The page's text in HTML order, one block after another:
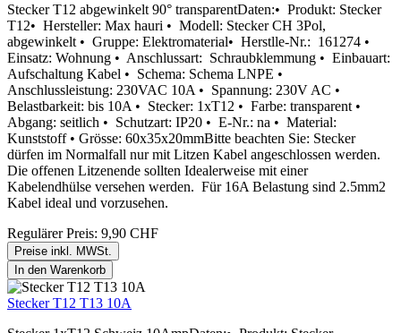
Stecker T12 abgewinkelt 90° transparentDaten:• Produkt: Stecker
T12• Hersteller: Max hauri • Modell: Stecker CH 3Pol,
abgewinkelt • Gruppe: Elektromaterial• Herstlle-Nr.: 161274 •
Einsatz: Wohnung • Anschlussart: Schraubklemmung • Einbauart:
Aufschaltung Kabel • Schema: Schema LNPE •
Anschlussleistung: 230VAC 10A • Spannung: 230V AC •
Belastbarkeit: bis 10A • Stecker: 1xT12 • Farbe: transparent •
Abgang: seitlich • Schutzart: IP20 • E-Nr.: na • Material:
Kunststoff • Grösse: 60x35x20mmBitte beachten Sie: Stecker
dürfen im Normalfall nur mit Litzen Kabel angeschlossen werden.
Die offenen Litzenende sollten Idealerweise mit einer
Kabelendhülse versehen werden. Für 16A Belastung sind 2.5mm2
Kabel ideal und vorzusehen.
Regulärer Preis: 9,90 CHF
Preise inkl. MWSt.
In den Warenkorb
Stecker T12 T13 10A